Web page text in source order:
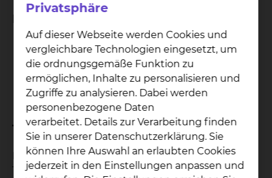
Diagnostik
Punktionen zur Gewinnung von
Knochenmark und Gewebeproben
Ultraschalluntersuchungen des
Bauchraumes und der Lymphknoten
Therapie & Verfahren
Die Versorgung von Patienten mit soliden
Tumoren erfolgt interdisziplinär innerhalb unseres
Privatsphäre
Auf dieser Webseite werden Cookies und
vergleichbare Technologien eingesetzt, um
die ordnungsgemäße Funktion zu
ermöglichen, Inhalte zu personalisieren und
Zugriffe zu analysieren. Dabei werden
personenbezogene Daten
verarbeitet. Details zur Verarbeitung finden
Sie in unserer Datenschutzerklärung. Sie
können Ihre Auswahl an erlaubten Cookies
jederzeit in den Einstellungen anpassen und